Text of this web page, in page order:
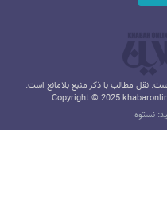
نقل مطالب با ذکر منبع بلامانع است.
Copyright © 2025
نستوه